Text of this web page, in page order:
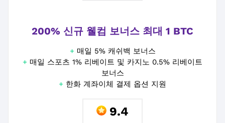
200% 신규 웰컴 보너스 최대 1 BTC
+ 매일 5% 캐쉬백 보너스
+ 매일 스포츠 1% 리베이트 및 카지노 0.5% 리베이트
보너스
+ 한화 계좌이체 결제 옵션 지원
9.4